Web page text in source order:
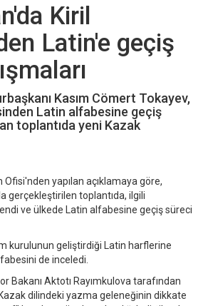
Kiril
Latin'e geçiş
Kasım Cömert Tokayev,
Latin alfabesine geçiş
toplantıda yeni Kazak
Ofisi'nden yapılan açıklamaya göre,
gerçekleştirilen toplantıda, ilgili
ve ülkede Latin alfabesine geçiş süreci
kurulunun geliştirdiği Latin harflerine
de inceledi.
Bakanı Aktotı Rayımkulova tarafından
dilindeki yazma geleneğinin dikkate